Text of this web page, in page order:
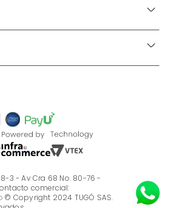
+
y restricciones para productos
y restricciones Tugó S.A.S
muebles
+
3 - Av Cra 68 No. 80-76 -
comercial:
© Copyright 2024 TUGÓ SAS.